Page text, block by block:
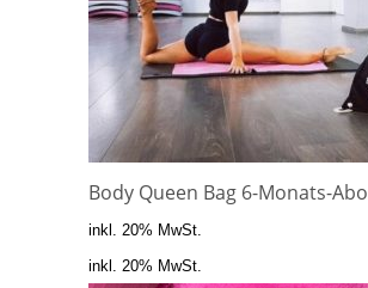
Body Queen Bag 6-Monats-Abo
inkl. 20% MwSt.
inkl. 20% MwSt.